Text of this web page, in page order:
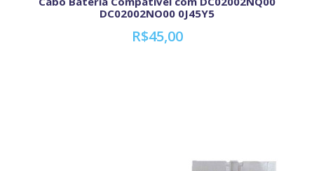
DC02002NO00 0J45Y5
R$45,00